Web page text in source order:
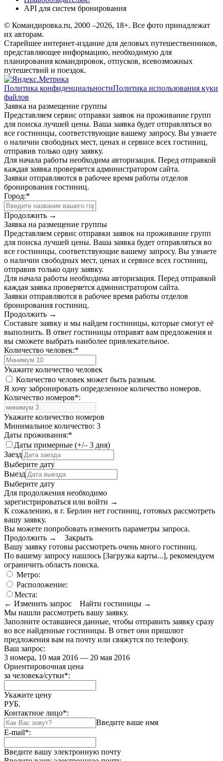
API для систем бронирования
© Командировка.ru, 2000 –2026, 18+. Все фото принадлежат
их авторам.
Старейшее интернет-издание для деловых путешественников,
представляющее информацию, необходимую для
планирования командировок, отпусков, всевозможных
путешествий и поездок.
Политика конфиденциальностиПолитика использования куки
файлов
Заявка на размещение группы
Представляем сервис отправки заявок на проживание групп
для поиска лучшей цены. Ваша заявка будет отправляться во
все гостиницы, соответствующие вашему запросу. Вы узнаете
о наличии свободных мест, ценах и сервисе всех гостиниц,
отправив только одну заявку.
Для начала работы необходима авторизация. Перед отправкой
каждая заявка проверяется администратором сайта.
Заявки отправляются в рабочее время работы отделов
бронирования гостиниц.
Город:*
Продолжить →
Заявка на размещение группы
Представляем сервис отправки заявок на проживание групп
для поиска лучшей цены. Ваша заявка будет отправляться во
все гостиницы, соответствующие вашему запросу. Вы узнаете
о наличии свободных мест, ценах и сервисе всех гостиниц,
отправив только одну заявку.
Для начала работы необходима авторизация. Перед отправкой
каждая заявка проверяется администратором сайта.
Заявки отправляются в рабочее время работы отделов
бронирования гостиниц.
Продолжить →
Составьте заявку и мы найдем гостиницы, которые смогут её
выполнить. В ответ гостиницы отправят вам предложения и
вы сможете выбрать наиболее привлекательное.
Количество человек:*
Укажите количество человек
Количество человек может быть разным.
Я хочу забронировать определенное количество номеров.
Количество номеров*:
Укажите количество номеров
Минимальное количество: 3
Даты проживания:*
Даты примерные (+/– 3 дня)
Заезд
Выберите дату
Выезд
Выберите дату
Для продолжения необходимо
зарегистрироваться или войти →
К сожалению, в г. Берлин нет гостиниц, готовых рассмотреть
вашу заявку.
Вы можете попробовать изменить параметры запроса.
Продолжить →
Закрыть
Вашу заявку готовы рассмотреть очень много гостиниц.
По вашему запросу нашлось [Загрузка карты...], рекомендуем
ограничить область поиска.
Метро:
Расположение:
Места:
← Изменить запрос
Найти гостиницы →
Мы нашли рассмотреть вашу заявку.
Заполните оставшиеся данные, чтобы отправить заявку сразу
во все найденные гостиницы. В ответ они пришлют
предложения вам на почту или свяжутся по телефону.
Ваш запрос:
3 номера, 10 мая 2016 — 20 мая 2016
Ориентировочная цена
за человека/сутки*:
Укажите цену
РУБ.
Контактное лицо*:
Введите ваше имя
E-mail*:
Введите вашу электронную почту